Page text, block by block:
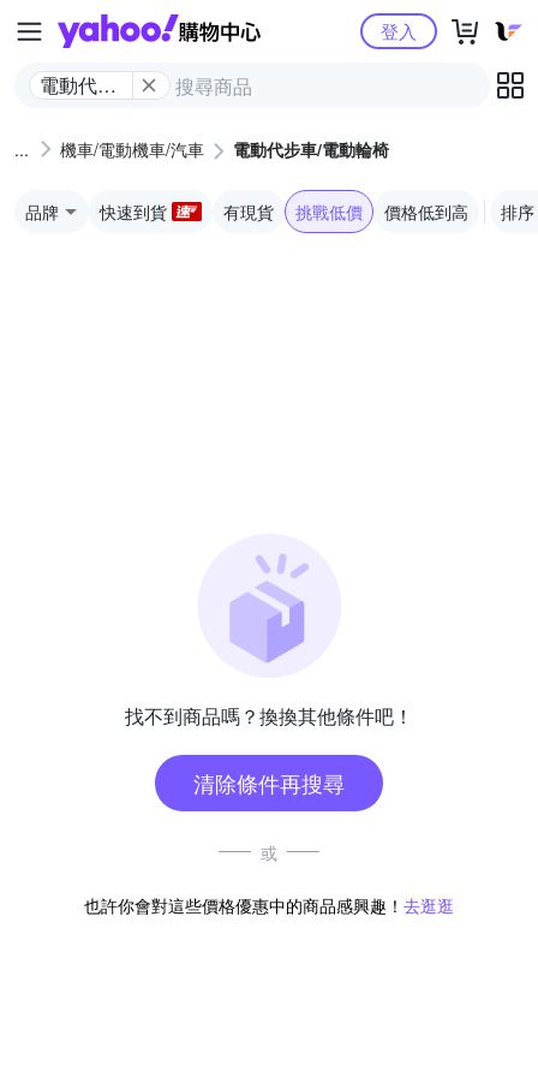
Yahoo購物中心
電動代步
椅
登入
機車/電動機車/汽車 電動代步車/電動輪椅
品牌 快速到貨 有現貨 挑戰低價 價格低到高 排序
找不到商品嗎？換換其他條件吧！
清除條件再搜尋
或
也許你會對這些價格優惠中的商品感興趣！ 去逛逛